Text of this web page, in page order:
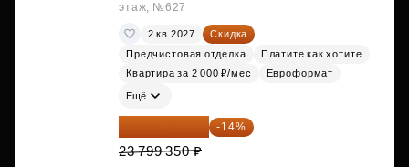
этаж, №627
2 кв 2027
Скидка
Предчистовая отделка
Платите как хотите
Квартира за 2 000 ₽/мес
Евроформат
Ещё
20 467 441 ₽ -14%
23 799 350 ₽